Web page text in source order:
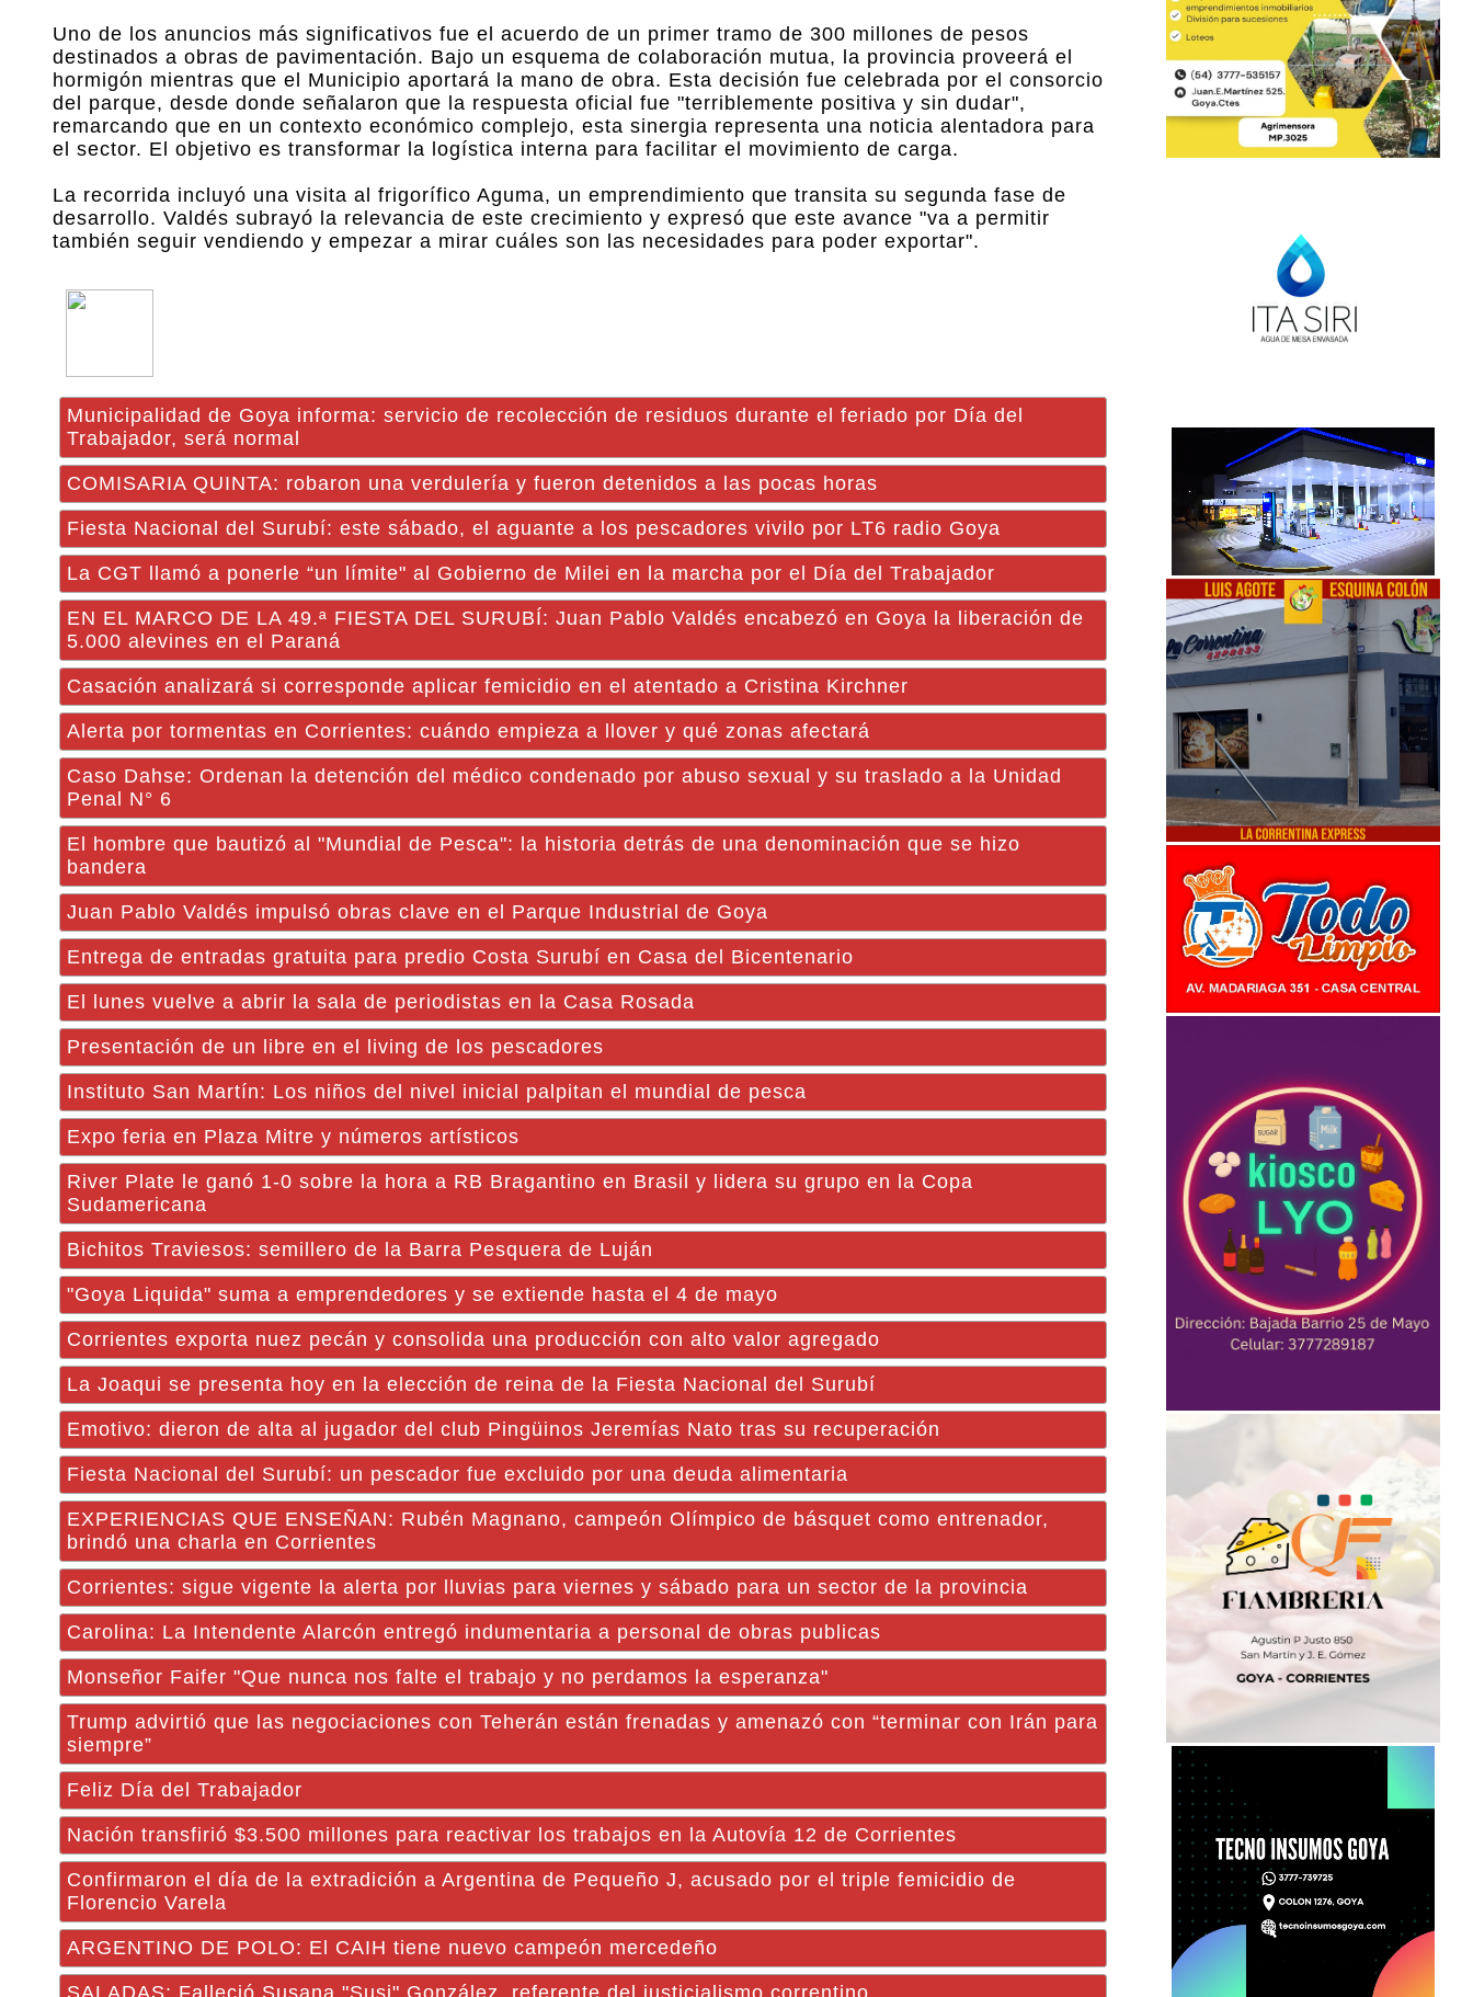
Uno de los anuncios más significativos fue el acuerdo de un primer tramo de 300 millones de pesos
destinados a obras de pavimentación. Bajo un esquema de colaboración mutua, la provincia proveerá el
hormigón mientras que el Municipio aportará la mano de obra. Esta decisión fue celebrada por el consorcio
del parque, desde donde señalaron que la respuesta oficial fue "terriblemente positiva y sin dudar",
remarcando que en un contexto económico complejo, esta sinergia representa una noticia alentadora para
el sector. El objetivo es transformar la logística interna para facilitar el movimiento de carga.
La recorrida incluyó una visita al frigorífico Aguma, un emprendimiento que transita su segunda fase de
desarrollo. Valdés subrayó la relevancia de este crecimiento y expresó que este avance "va a permitir
también seguir vendiendo y empezar a mirar cuáles son las necesidades para poder exportar".
Municipalidad de Goya informa: servicio de recolección de residuos durante el feriado por Día del
Trabajador, será normal
COMISARIA QUINTA: robaron una verdulería y fueron detenidos a las pocas horas
Fiesta Nacional del Surubí: este sábado, el aguante a los pescadores vivilo por LT6 radio Goya
La CGT llamó a ponerle “un límite" al Gobierno de Milei en la marcha por el Día del Trabajador
EN EL MARCO DE LA 49.ª FIESTA DEL SURUBÍ: Juan Pablo Valdés encabezó en Goya la liberación de
5.000 alevines en el Paraná
Casación analizará si corresponde aplicar femicidio en el atentado a Cristina Kirchner
Alerta por tormentas en Corrientes: cuándo empieza a llover y qué zonas afectará
Caso Dahse: Ordenan la detención del médico condenado por abuso sexual y su traslado a la Unidad
Penal N° 6
El hombre que bautizó al "Mundial de Pesca": la historia detrás de una denominación que se hizo
bandera
Juan Pablo Valdés impulsó obras clave en el Parque Industrial de Goya
Entrega de entradas gratuita para predio Costa Surubí en Casa del Bicentenario
El lunes vuelve a abrir la sala de periodistas en la Casa Rosada
Presentación de un libre en el living de los pescadores
Instituto San Martín: Los niños del nivel inicial palpitan el mundial de pesca
Expo feria en Plaza Mitre y números artísticos
River Plate le ganó 1-0 sobre la hora a RB Bragantino en Brasil y lidera su grupo en la Copa
Sudamericana
Bichitos Traviesos: semillero de la Barra Pesquera de Luján
"Goya Liquida" suma a emprendedores y se extiende hasta el 4 de mayo
Corrientes exporta nuez pecán y consolida una producción con alto valor agregado
La Joaqui se presenta hoy en la elección de reina de la Fiesta Nacional del Surubí
Emotivo: dieron de alta al jugador del club Pingüinos Jeremías Nato tras su recuperación
Fiesta Nacional del Surubí: un pescador fue excluido por una deuda alimentaria
EXPERIENCIAS QUE ENSEÑAN: Rubén Magnano, campeón Olímpico de básquet como entrenador,
brindó una charla en Corrientes
Corrientes: sigue vigente la alerta por lluvias para viernes y sábado para un sector de la provincia
Carolina: La Intendente Alarcón entregó indumentaria a personal de obras publicas
Monseñor Faifer "Que nunca nos falte el trabajo y no perdamos la esperanza"
Trump advirtió que las negociaciones con Teherán están frenadas y amenazó con “terminar con Irán para
siempre”
Feliz Día del Trabajador
Nación transfirió $3.500 millones para reactivar los trabajos en la Autovía 12 de Corrientes
Confirmaron el día de la extradición a Argentina de Pequeño J, acusado por el triple femicidio de
Florencio Varela
ARGENTINO DE POLO: El CAIH tiene nuevo campeón mercedeño
SALADAS: Falleció Susana "Susi" González, referente del justicialismo correntino